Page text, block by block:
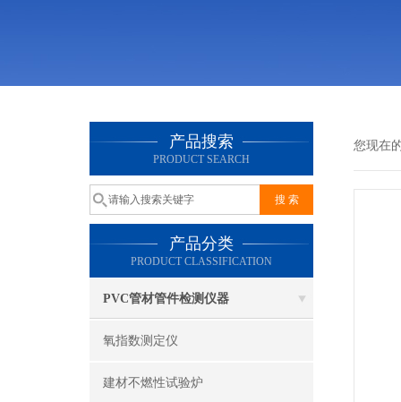
产品搜索
PRODUCT SEARCH
产品分类
PRODUCT CLASSIFICATION
PVC管材管件检测仪器
氧指数测定仪
建材不燃性试验炉
您现在